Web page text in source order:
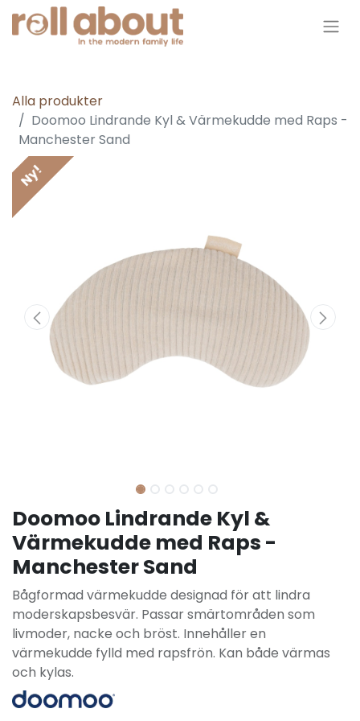
Alla produkter
Doomoo Lindrande Kyl & Värmekudde med Raps -
Manchester Sand
Ny!
Doomoo Lindrande Kyl &
Värmekudde med Raps -
Manchester Sand
Bågformad värmekudde designad för att lindra
moderskapsbesvär. Passar smärtområden som
livmoder, nacke och bröst. Innehåller en
värmekudde fylld med rapsfrön. Kan både värmas
och kylas.